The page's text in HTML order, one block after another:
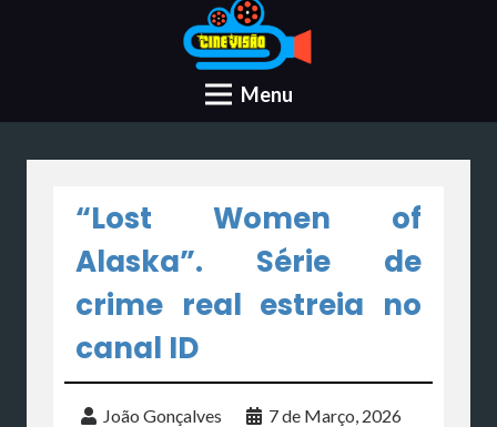
Menu
“Lost Women of
Alaska”. Série de
crime real estreia no
canal ID
João Gonçalves 7 de Março, 2026